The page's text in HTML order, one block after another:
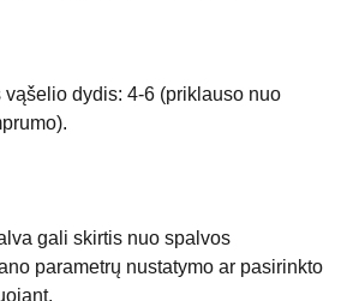
vąšelio dydis: 4-6 (priklauso nuo
gali skirtis nuo spalvos
parametrų nustatymo ar pasirinkto